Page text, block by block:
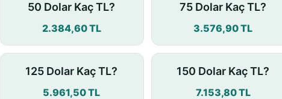
50 Dolar Kaç TL?
2.384,60 TL
75 Dolar Kaç TL?
3.576,90 TL
125 Dolar Kaç TL?
5.961,50 TL
150 Dolar Kaç TL?
7.153,80 TL